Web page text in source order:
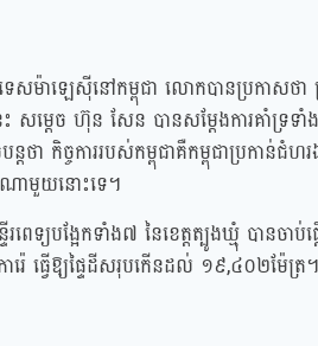
សម៉ាឡេស៊ីនៅកម្ពុជា លោកបានប្រកាសថ
សម្ដេច ហ៊ុន សែន បានសម្ដែងការគាំទ្រទ
តថា កិច្ចការរបស់កម្ពុជាគឺកម្ពុជាប្រកាន់ជំ
ាមួយនោះទេ។
ពេទ្យបង្អែកទាំង៧ នៃខេត្តត្បូងឃ្មុំ បានចាប់
េ ធ្វើឱ្យផ្ទៃដីសរុបកើនដល់ ១៩,៤០២ម៉ែត្រ